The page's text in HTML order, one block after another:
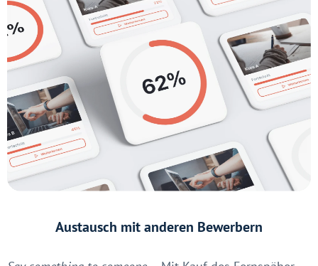
Austausch mit anderen Bewerbern